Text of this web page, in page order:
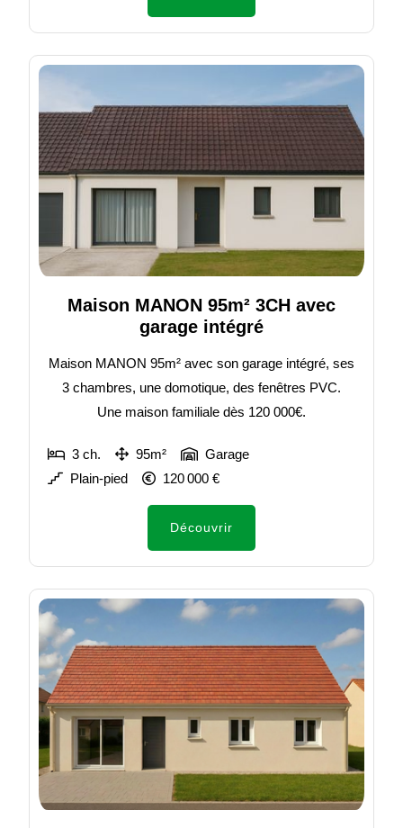
Maison MANON 95m² 3CH avec
garage intégré
Maison MANON 95m² avec son garage intégré, ses
3 chambres, une domotique, des fenêtres PVC.
Une maison familiale dès 120 000€.
3 ch. 95m²
Garage
Plain-pied
120 000 €
Découvrir